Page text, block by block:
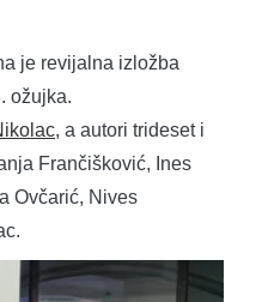
je revijalna izložba
ožujka.
, a autori trideset i
Frančišković, Ines
Ovčarić, Nives